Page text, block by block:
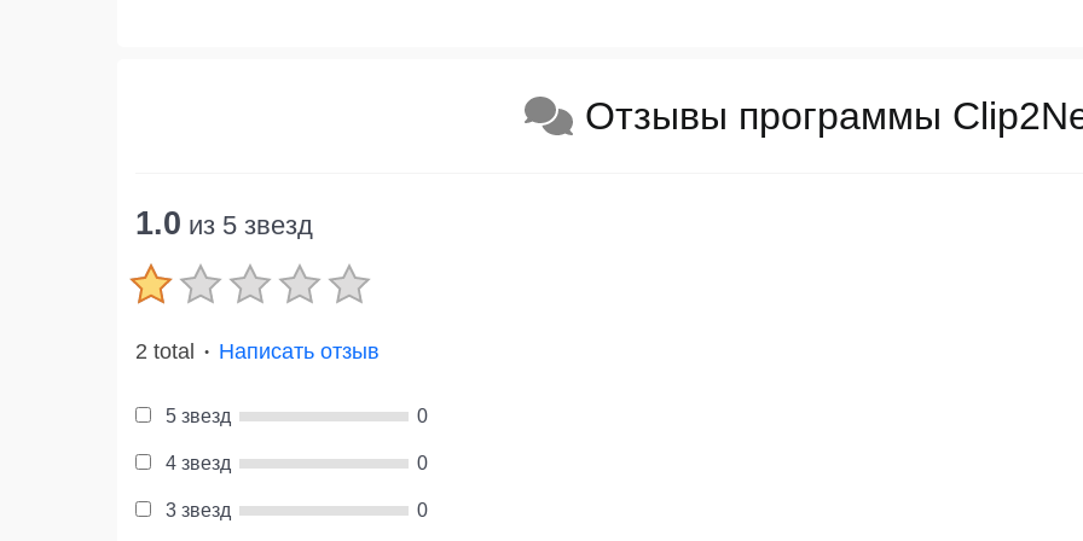
Отзывы программы
1.0 из 5 звезд
2 total ● Написать отзыв
5 звезд 0
4 звезд 0
3 звезд 0